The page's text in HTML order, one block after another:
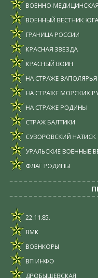
ВОЕННО-МЕДИЦИНСКАЯ
ВОЕННЫЙ ВЕСТНИК
ГРАНИЦА РОССИИ
КРАСНАЯ ЗВЕЗДА
КРАСНЫЙ ВОИН
НА СТРАЖЕ ЗАПОЛЯРЬЯ
НА СТРАЖЕ МОРСКИХ
НА СТРАЖЕ РОДИНЫ
СТРАЖ БАЛТИКИ
СУВОРОВСКИЙ НАТИСК
УРАЛЬСКИЕ ВОЕННЫЕ
ФЛАГ РОДИНЫ
22.11.85.
ВМК
ВОЕНКОРЫ
ВП ИНФО
ДРОБЫШЕВСКАЯ